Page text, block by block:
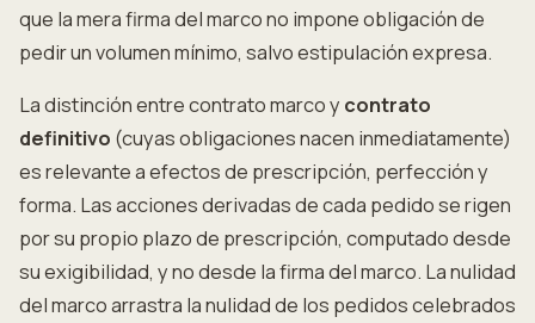
que la mera firma del marco no impone obligación de
pedir un volumen mínimo, salvo estipulación expresa.
La distinción entre contrato marco y contrato
definitivo (cuyas obligaciones nacen inmediatamente)
es relevante a efectos de prescripción, perfección y
forma. Las acciones derivadas de cada pedido se rigen
por su propio plazo de prescripción, computado desde
su exigibilidad, y no desde la firma del marco. La nulidad
del marco arrastra la nulidad de los pedidos celebrados